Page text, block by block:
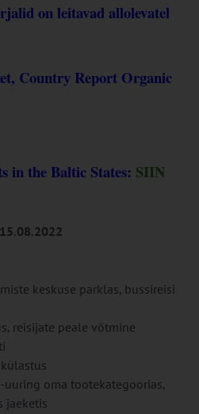
on leitavad allolevatel
Country Report Organic
in the Baltic States: SIIN
keskuse parklas, bussireisi
reisijate peale võtmine
oma tootekategoorias,
jaeketis